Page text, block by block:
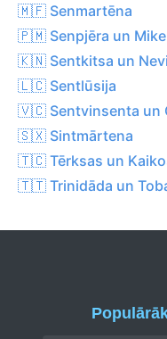
🇲🇫 Senmartēna
🇵🇲 Senpjēra un
🇰🇳 Sentkitsa un
🇱🇨 Sentlūsija
🇻🇨 Sentvinsenta un
🇸🇽 Sintmārtena
🇹🇨 Tērksas un
🇹🇹 Trinidāda un